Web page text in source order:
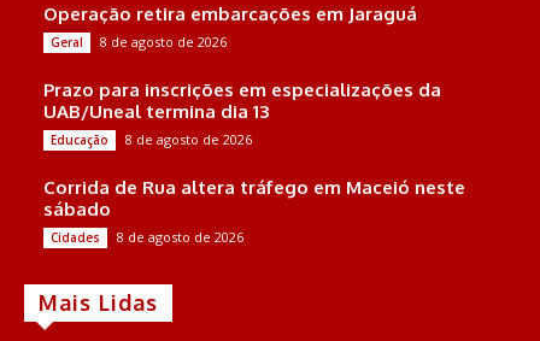
Operação retira embarcações em Jaraguá
Geral 8 de agosto de 2026
Prazo para inscrições em especializações da
UAB/Uneal termina dia 13
Educação 8 de agosto de 2026
Corrida de Rua altera tráfego em Maceió neste
sábado
Cidades 8 de agosto de 2026
Mais Lidas